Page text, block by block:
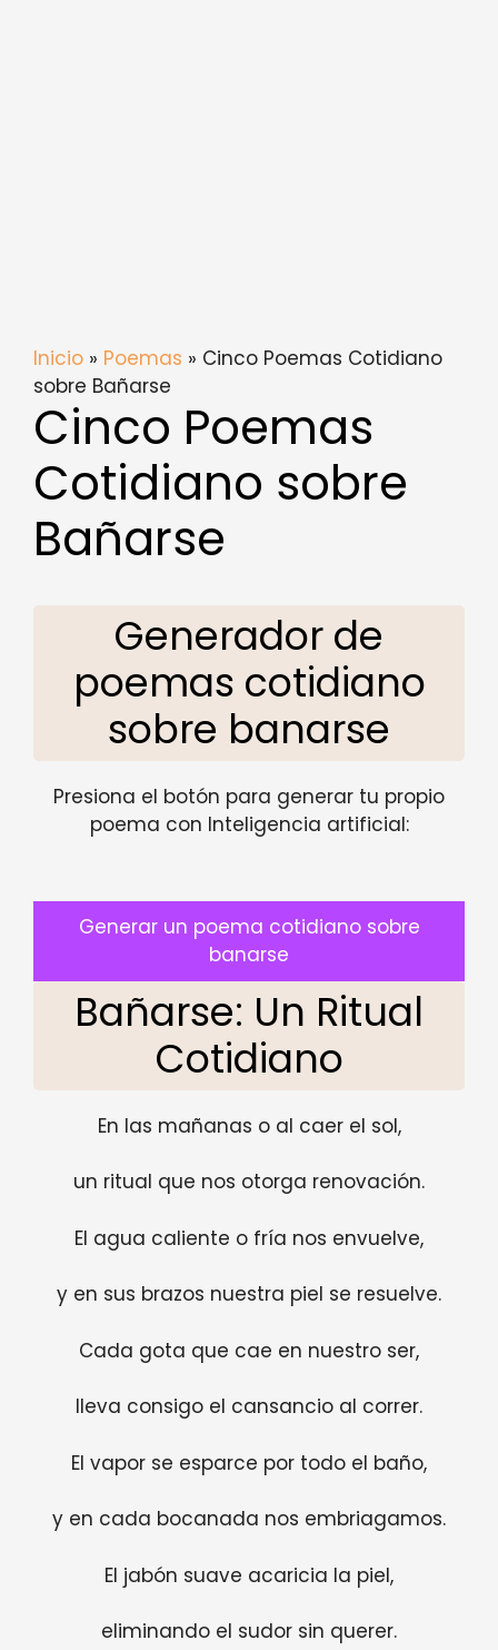
Inicio » Poemas » Cinco Poemas Cotidiano
sobre Bañarse
Cinco Poemas
Cotidiano sobre
Bañarse
Generador de
poemas cotidiano
sobre banarse
Presiona el botón para generar tu propio
poema con Inteligencia artificial:
Generar un poema cotidiano sobre
banarse
Bañarse: Un Ritual
Cotidiano
En las mañanas o al caer el sol,
un ritual que nos otorga renovación.
El agua caliente o fría nos envuelve,
y en sus brazos nuestra piel se resuelve.
Cada gota que cae en nuestro ser,
lleva consigo el cansancio al correr.
El vapor se esparce por todo el baño,
y en cada bocanada nos embriagamos.
El jabón suave acaricia la piel,
eliminando el sudor sin querer.